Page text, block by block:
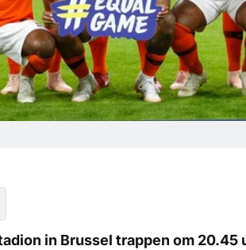
in Brussel trappen om 20.45